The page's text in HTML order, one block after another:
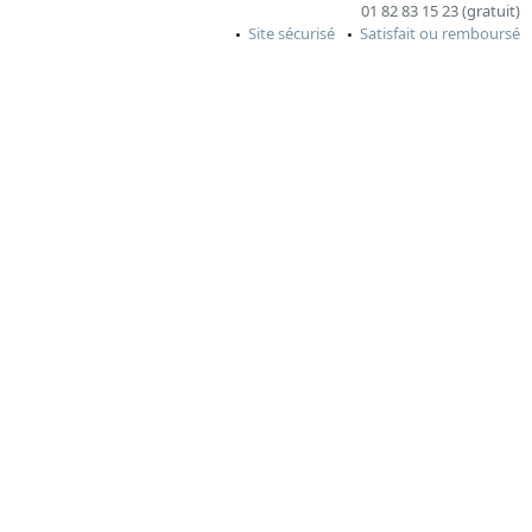
01 82 83 15 23 (gratuit)
Site sécurisé
Satisfait ou remboursé